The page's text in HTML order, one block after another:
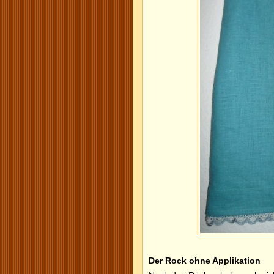
Der Rock ohne Applikation